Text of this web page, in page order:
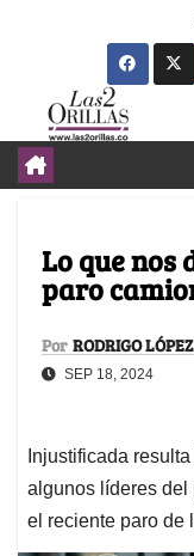
Lo que nos
paro
Por RODRIGO
SEP 18, 2024
Injustificada
algunos líderes del
el reciente paro de